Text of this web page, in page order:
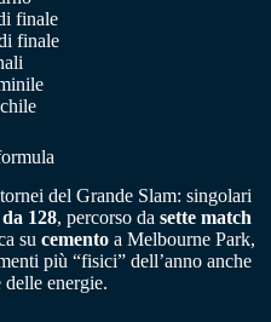
finale
finale
del Grande Slam: singolari
128, percorso da sette match
su cemento a Melbourne Park,
più “fisici” dell’anno anche
energie.